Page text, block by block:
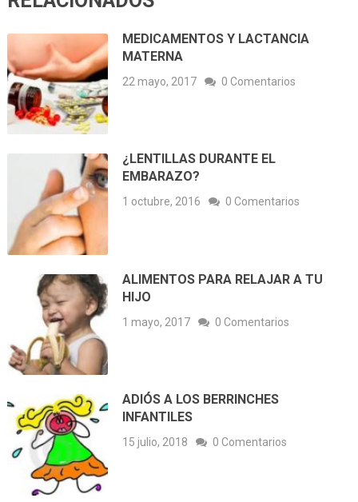
MEDICAMENTOS Y LACTANCIA
MATERNA
22 mayo, 2017 0 Comentarios
¿LENTILLAS DURANTE EL
EMBARAZO?
1 octubre, 2016 0 Comentarios
ALIMENTOS PARA RELAJAR A TU
HIJO
1 mayo, 2017 0 Comentarios
ADIÓS A LOS BERRINCHES
INFANTILES
15 julio, 2018 0 Comentarios